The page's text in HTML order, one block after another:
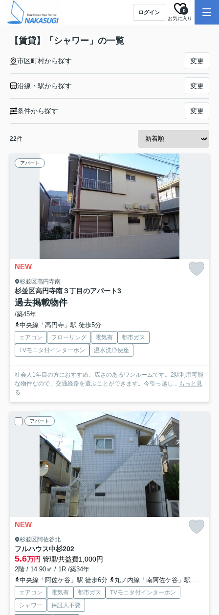
ログイン
お気に入り
0
【賃貸】「シャワー」の一覧
市区町村から探す 変更
沿線・駅から探す 変更
条件から探す 変更
22件
アパート
NEW
杉並区高円寺南
杉並区高円寺南３丁目のアパート3
過去掲載物件
/築45年
中央線「高円寺」駅 徒歩5分
エアコン フローリング 電気有
都市ガス
TVモニタ付インターホン
温水洗浄便座
社会人1年目の方におすすめ。広さのあるワンルームです。2駅利用可能
な物件なので、交通経路を選ぶことができます。今引っ越し... もっと見
る
アパート
NEW
杉並区阿佐谷北
フルハウス中杉202
5.6万円 管理/共益費1,000円
2階 / 14.90㎡ / 1R /築34年
中央線「阿佐ケ谷」駅 徒歩6分
丸ノ内線「南阿佐ケ谷」駅 徒歩15分
エアコン 電気有 都市ガス
TVモニタ付インターホン
シャワー
保証人不要